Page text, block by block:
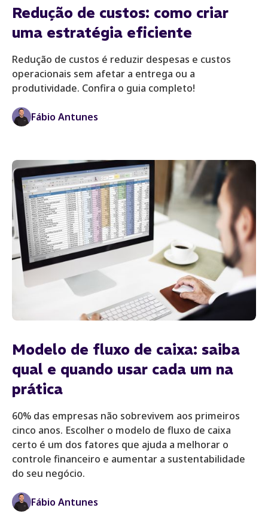
Redução de custos: como criar
uma estratégia eficiente
Redução de custos é reduzir despesas e custos
operacionais sem afetar a entrega ou a
produtividade. Confira o guia completo!
Fábio Antunes
Modelo de fluxo de caixa: saiba
qual e quando usar cada um na
prática
60% das empresas não sobrevivem aos primeiros
cinco anos. Escolher o modelo de fluxo de caixa
certo é um dos fatores que ajuda a melhorar o
controle financeiro e aumentar a sustentabilidade
do seu negócio.
Fábio Antunes